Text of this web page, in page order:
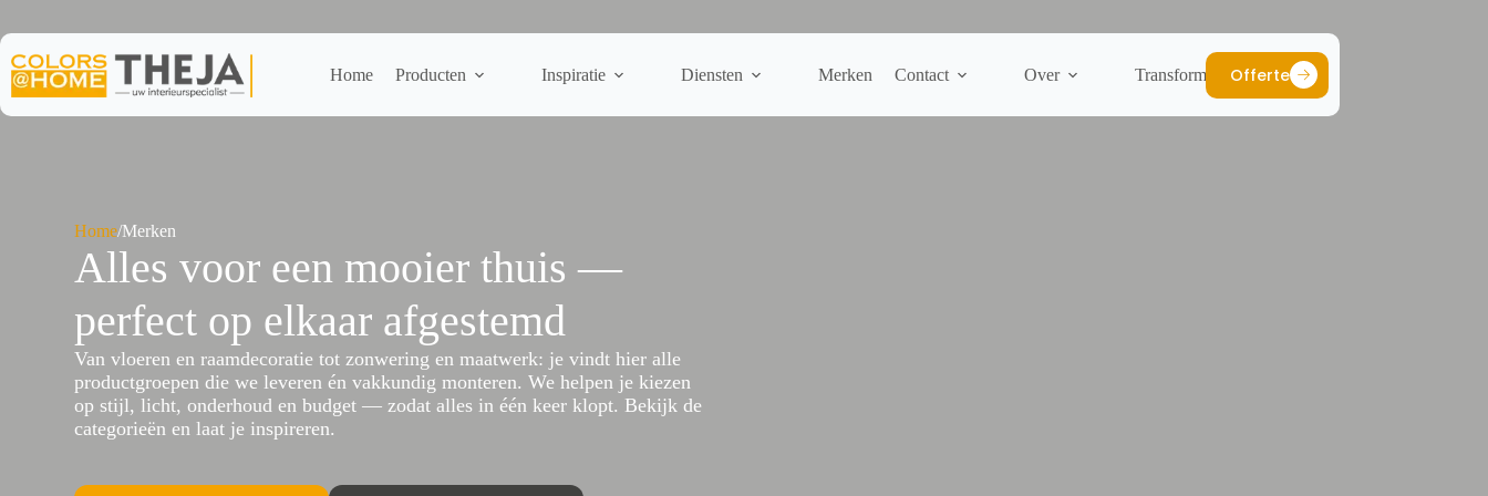
de
inhoud
Home Producten Inspiratie Diensten Merken Contact Over TransformatiesOfferte
Home/Merken
Alles voor een mooier thuis —
perfect op elkaar afgestemd
Van vloeren en raamdecoratie tot zonwering en maatwerk: je vindt hier alle
productgroepen die we leveren én vakkundig monteren. We helpen je kiezen
op stijl, licht, onderhoud en budget — zodat alles in één keer klopt. Bekijk de
categorieën en laat je inspireren.